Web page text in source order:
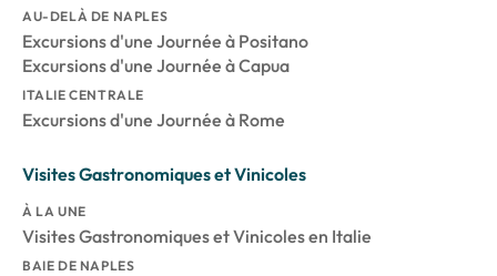
AU-DELÀ DE NAPLES
Excursions d'une Journée à Positano
Excursions d'une Journée à Capua
ITALIE CENTRALE
Excursions d'une Journée à Rome
Visites Gastronomiques et Vinicoles
À LA UNE
Visites Gastronomiques et Vinicoles en Italie
BAIE DE NAPLES